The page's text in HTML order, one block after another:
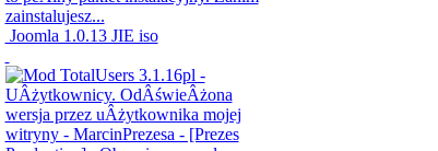
Joomla 1.0.13 JIE iso